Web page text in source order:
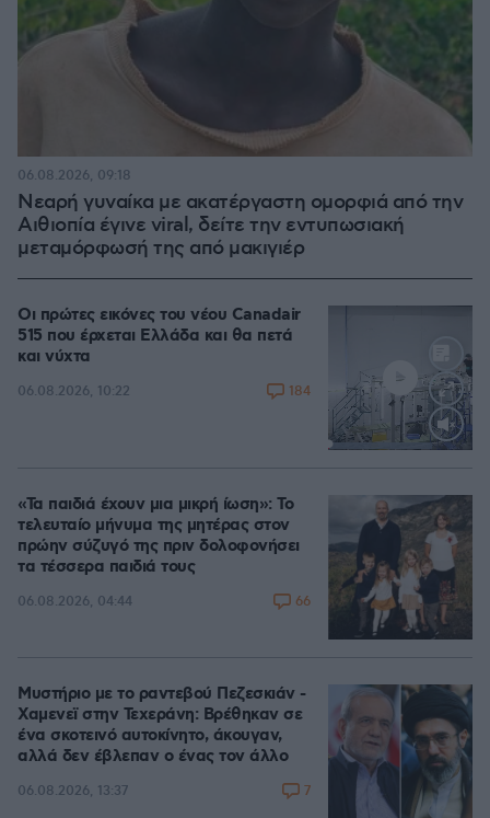
Νεαρή γυναίκα με ακατέργαστη ομορφιά από την
Αιθιοπία έγινε viral, δείτε την εντυπωσιακή
μεταμόρφωσή της από μακιγιέρ
06.08.2026, 09:18
Loaded:
Οι πρώτες εικόνες του νέου Canadair
515 που έρχεται Ελλάδα και θα πετά
και νύχτα
06.08.2026, 10:22 184
«Τα παιδιά έχουν μια μικρή ίωση»: Το
τελευταίο μήνυμα της μητέρας στον
πρώην σύζυγό της πριν δολοφονήσει
τα τέσσερα παιδιά τους
06.08.2026, 04:44 66
Μυστήριο με το ραντεβού Πεζεσκιάν -
Χαμενεϊ στην Τεχεράνη: Βρέθηκαν σε
ένα σκοτεινό αυτοκίνητο, άκουγαν,
αλλά δεν έβλεπαν ο ένας τον άλλο
06.08.2026, 13:37 7